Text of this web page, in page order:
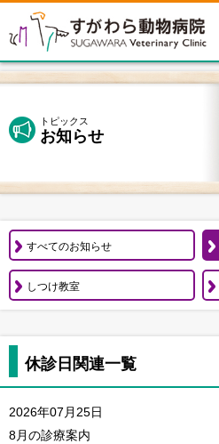
トピックス
お知らせ
すべてのお知らせ
しつけ教室
休診日関連一覧
2026年07月25日
8月の診療案内